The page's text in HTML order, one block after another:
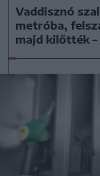
Vaddisznó
metróba,
majd kilőtték